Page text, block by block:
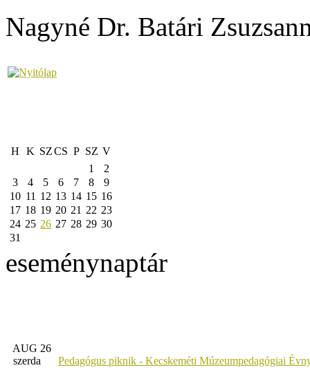
Nagyné Dr. Batári
H K SZCS P SZ V
1
2
3
4 5 6 7 8
9
10 11 12 13 14 15 16
17 18 19 20 21 22 23
24 25 26 27 28 29 30
31
eseménynaptár
AUG 26
szerda
Pedagógus piknik - Kecskeméti Múzeumpedagógiai